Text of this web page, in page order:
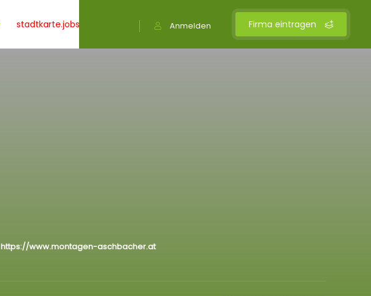
Firma eintragen
Anmelden
stadtkarte.jobs
https://www.montagen-aschbacher.at